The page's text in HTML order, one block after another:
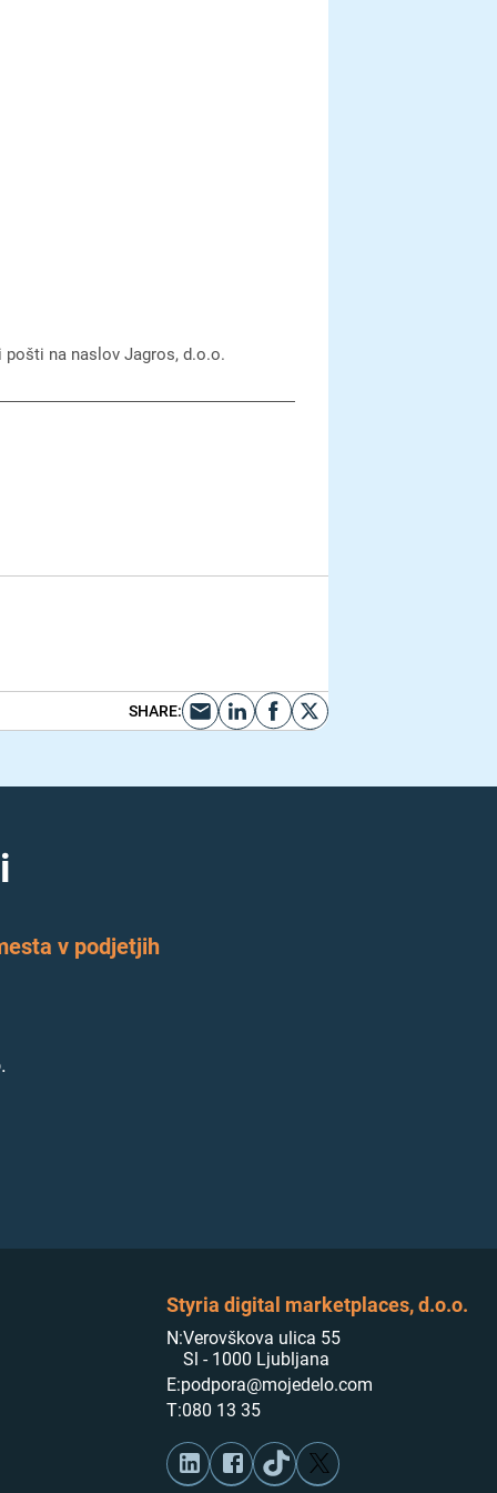
na naslov Jagros, d.o.o.
SHARE:
v podjetjih
Styria digital marketplaces, d.o.o.
N:Verovškova ulica 55
Sl - 1000 Ljubljana
E:podpora@mojedelo.com
T:080 13 35